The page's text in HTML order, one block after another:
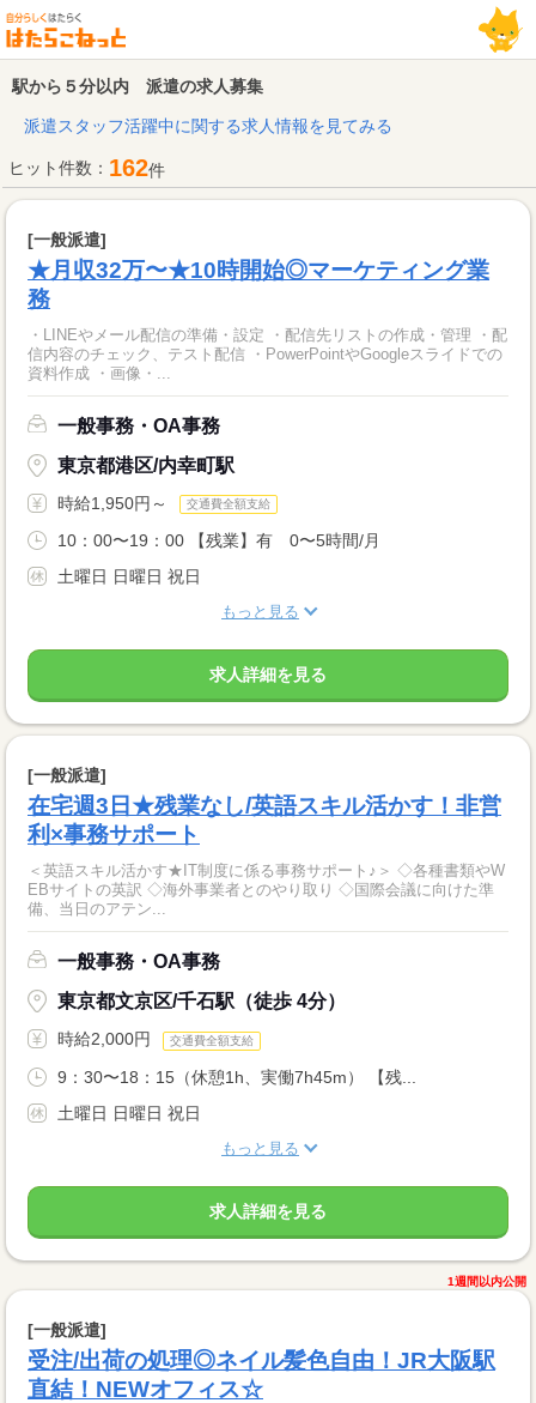
駅から５分以内 派遣の求人募集
派遣スタッフ活躍中に関する求人情報を見てみる
ヒット件数： 162件
[一般派遣]
★月収32万〜★10時開始◎マーケティング業
務
・LINEやメール配信の準備・設定 ・配信先リストの作成・管理 ・配
信内容のチェック、テスト配信 ・PowerPointやGoogleスライドでの
資料作成 ・画像・...
一般事務・OA事務
東京都港区/内幸町駅
時給1,950円～ 交通費全額支給
10：00〜19：00 【残業】有 0〜5時間/月
土曜日 日曜日 祝日
もっと見る
求人詳細を見る
[一般派遣]
在宅週3日★残業なし/英語スキル活かす！非営
利×事務サポート
＜英語スキル活かす★IT制度に係る事務サポート♪＞ ◇各種書類やW
EBサイトの英訳 ◇海外事業者とのやり取り ◇国際会議に向けた準
備、当日のアテン...
一般事務・OA事務
東京都文京区/千石駅（徒歩 4分）
時給2,000円 交通費全額支給
9：30〜18：15（休憩1h、実働7h45m） 【残...
土曜日 日曜日 祝日
もっと見る
求人詳細を見る
1週間以内公開
[一般派遣]
受注/出荷の処理◎ネイル髪色自由！JR大阪駅
直結！NEWオフィス☆